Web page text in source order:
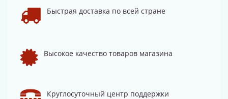
Быстрая доставка по всей стране
Высокое качество товаров магазина
Круглосуточный центр поддержки